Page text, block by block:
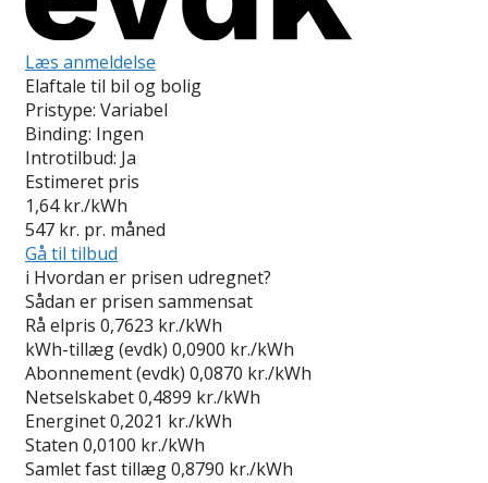
Læs anmeldelse
Elaftale til bil og bolig
Pristype: Variabel
Binding: Ingen
Introtilbud: Ja
Estimeret pris
1,64 kr./kWh
547 kr. pr. måned
Gå til tilbud
i Hvordan er prisen udregnet?
Sådan er prisen sammensat
Rå elpris 0,7623 kr./kWh
kWh-tillæg (evdk) 0,0900 kr./kWh
Abonnement (evdk) 0,0870 kr./kWh
Netselskabet0,4899 kr./kWh
Energinet0,2021 kr./kWh
Staten 0,0100 kr./kWh
Samlet fast tillæg0,8790 kr./kWh